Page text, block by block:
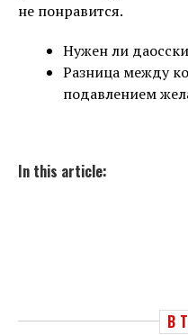
не понравится.
Нужен ли
Разница между
подавлением
In this article:
В